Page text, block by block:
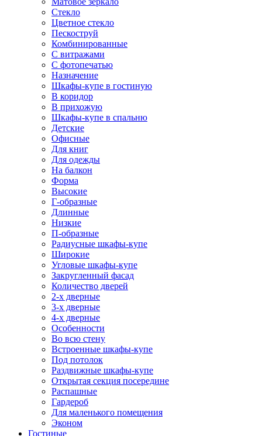
Стекло
Цветное стекло
Пескоструй
Комбинированные
С витражами
С фотопечатью
Назначение
Шкафы-купе в гостиную
В коридор
В прихожую
Шкафы-купе в спальню
Детские
Офисные
Для книг
Для одежды
На балкон
Форма
Высокие
Г-образные
Длинные
Низкие
П-образные
Радиусные шкафы-купе
Широкие
Угловые шкафы-купе
Закругленный фасад
Количество дверей
2-х дверные
3-х дверные
4-х дверные
Особенности
Во всю стену
Встроенные шкафы-купе
Под потолок
Раздвижные шкафы-купе
Открытая секция посередине
Распашные
Гардероб
Для маленького помещения
Эконом
Гостиные